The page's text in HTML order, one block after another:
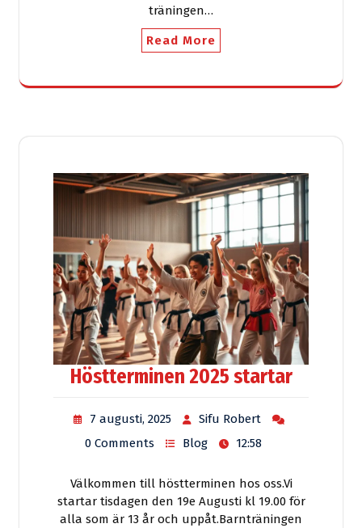
träningen…
Read More
Höstterminen 2025 startar
7 augusti, 2025
Sifu Robert
0 Comments
Blog 12:58
Välkommen till höstterminen hos oss.Vi
startar tisdagen den 19e Augusti kl 19.00 för
alla som är 13 år och uppåt.Barnträningen